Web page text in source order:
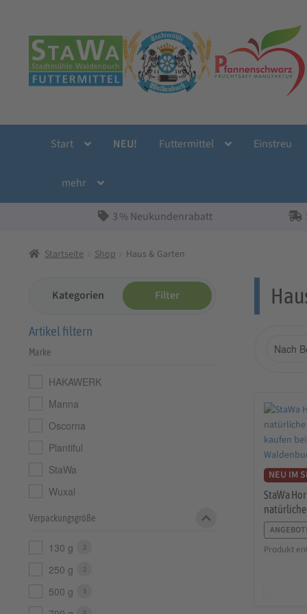
Navigation
springen
Inhalt
springen
Start NEU! Futtermittel Einstreu
mehr
3 % Neukundenrabatt
Startseite Shop Haus & Garten
NEU IM
StaWa
ANGEBOT!
Produkt
Kategorien Filter
Artikel filtern
Marke
HAKAWERK
Manna
Oscorna
Plantiful
StaWa
Wuxal
Verpackungsgröße
130 g 2
250 g 2
500 g 3